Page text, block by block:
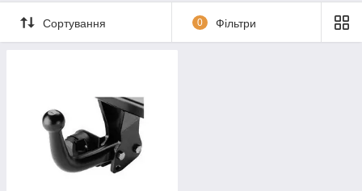
Сортування 0 Фільтри